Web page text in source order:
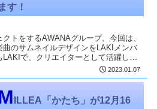
ます！
トをするAWANAグループ。今回は、
のサムネイルデザインをLAKIメンバ
で、クリエイターとして活躍して
2023.01.07
ILLEA「かたち」が12月16